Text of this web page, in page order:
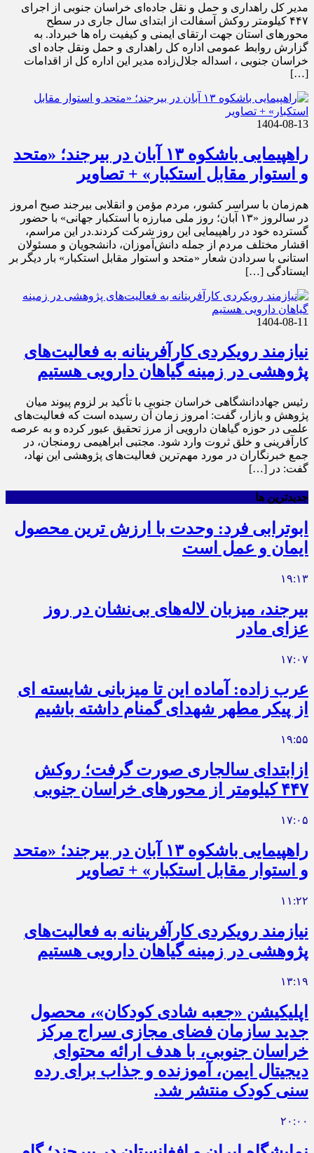
مدیر کل راهداری و حمل و نقل جاده‌ای خراسان جنوبی از اجرای
۴۴۷ کیلومتر روکش آسفالت از ابتدای سال جاری در سطح
محورهای استان جهت ارتقای ایمنی و کیفیت راه ها خبرداد. به
گزارش روابط عمومی اداره کل راهداری و حمل ونقل جاده ای
خراسان جنوبی ، اسداله جلال‌زاده مدیر این اداره کل از اقدامات
[…]
1404-08-13
راهپیمایی باشکوه ۱۳ آبان در بیرجند؛ «متحد
و استوار مقابل استکبار» + تصاویر
هم‌زمان با سراسر کشور، مردم مؤمن و انقلابی بیرجند صبح امروز
در سالروز «۱۳ آبان؛ روز ملی مبارزه با استکبار جهانی» با حضور
گسترده خود در راهپیمایی این روز شرکت کردند.در این مراسم،
اقشار مختلف مردم از جمله دانش‌آموزان، دانشجویان و مسئولان
استانی با سردادن شعار «متحد و استوار مقابل استکبار» بار دیگر بر
ایستادگی […]
1404-08-11
نیازمند رویکردی کارآفرینانه به فعالیت‌های
پژوهشی در زمینه گیاهان دارویی هستیم
رئیس جهاددانشگاهی خراسان جنوبی با تأکید بر لزوم پیوند میان
پژوهش و بازار، گفت: امروز زمان آن رسیده است که فعالیت‌های
علمی در حوزه گیاهان دارویی از مرز تحقیق عبور کرده و به عرصه
کارآفرینی و خلق ثروت وارد شود. مجتبی ابراهیمی رومنجان، در
جمع خبرنگاران در مورد مهم‌ترین فعالیت‌های پژوهشی این نهاد،
گفت: در […]
جدیدترین ها
ابوترابی فرد: وحدت با ارزش ترین محصول
ایمان و عمل است
۱۹:۱۳
بیرجند، میزبان لاله‌های بی‌نشان در روز
عزای مادر
۱۷:۰۷
عرب زاده: آماده این تا میزبانی شایسته ای
از پیکر مطهر شهدای گمنام داشته باشیم
۱۹:۵۵
ازابتدای سالجاری صورت گرفت؛ روکش
۴۴۷ کیلومتر از محورهای خراسان جنوبی
۱۷:۰۵
راهپیمایی باشکوه ۱۳ آبان در بیرجند؛ «متحد
و استوار مقابل استکبار» + تصاویر
۱۱:۲۲
نیازمند رویکردی کارآفرینانه به فعالیت‌های
پژوهشی در زمینه گیاهان دارویی هستیم
۱۳:۱۹
اپلیکیشن «جعبه شادی کودکان»، محصول
جدید سازمان فضای مجازی سراج مرکز
خراسان جنوبی، با هدف ارائه محتوای
دیجیتال ایمن، آموزنده و جذاب برای رده
سنی کودک منتشر شد.
۲۰:۰۰